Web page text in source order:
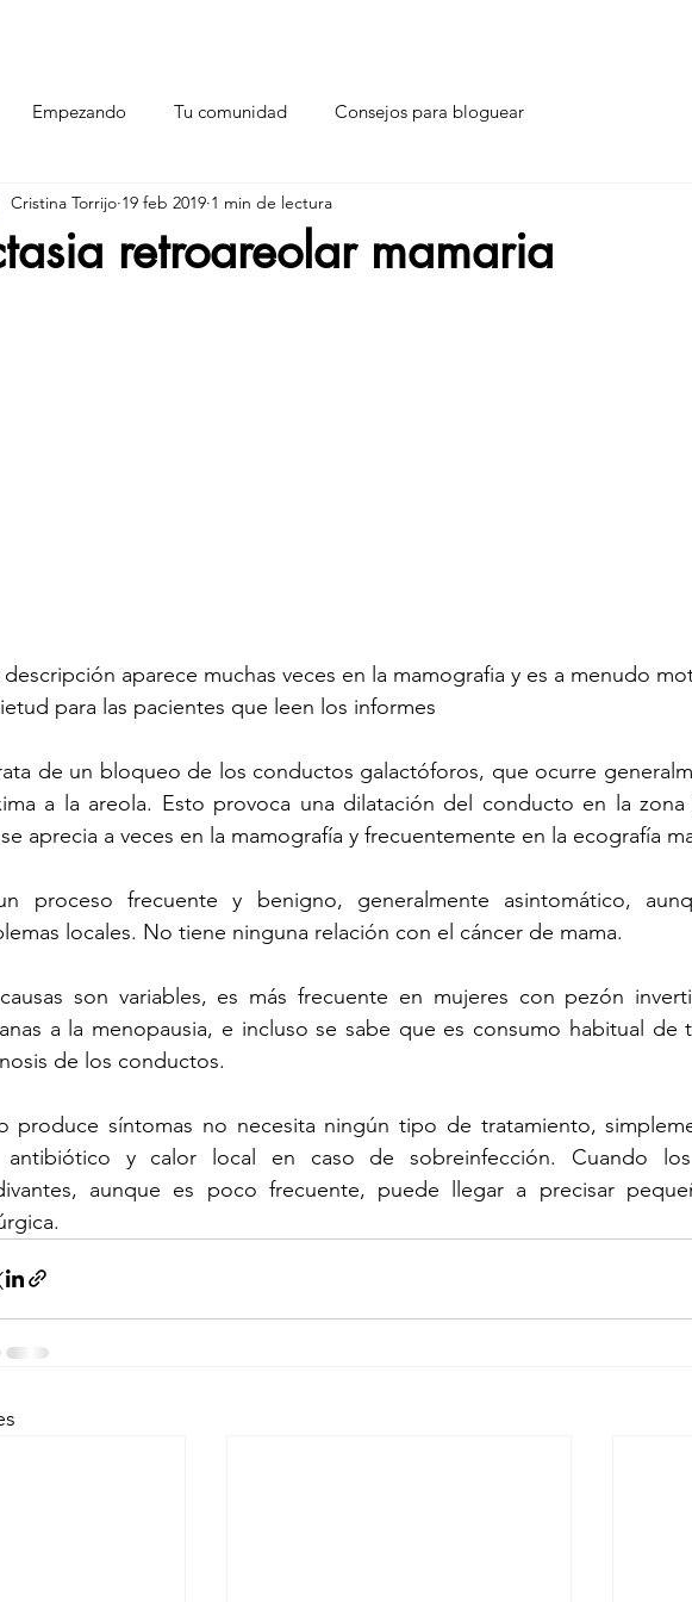
Empezando Tu comunidad Consejos para bloguear
retroareolar mamaria
Cristina Torrijo 19 feb 2019 1 min de lectura
descripción aparece muchas veces en la mamografia y es a menudo
para las pacientes que leen los informes
de un bloqueo de los conductos galactóforos, que ocurre
a la areola. Esto provoca una dilatación del conducto en la
aprecia a veces en la mamografía y frecuentemente en la ecografía
proceso frecuente y benigno, generalmente asintomático,
locales. No tiene ninguna relación con el cáncer de mama.
son variables, es más frecuente en mujeres con pezón
a la menopausia, e incluso se sabe que es consumo habitual de
de los conductos.
produce síntomas no necesita ningún tipo de tratamiento,
antibiótico y calor local en caso de sobreinfección. Cuando
aunque es poco frecuente, puede llegar a precisar